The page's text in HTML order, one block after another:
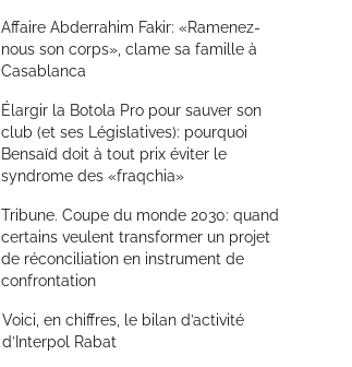
Affaire Abderrahim Fakir: «Ramenez-
nous son corps», clame sa famille à
Casablanca
Élargir la Botola Pro pour sauver son
club (et ses Législatives): pourquoi
Bensaïd doit à tout prix éviter le
syndrome des «fraqchia»
Tribune. Coupe du monde 2030: quand
certains veulent transformer un projet
de réconciliation en instrument de
confrontation
Voici, en chiffres, le bilan d’activité
d’Interpol Rabat